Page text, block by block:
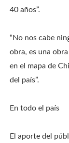
40 años”.
“No nos cabe
obra, es una
en el mapa de
del país”.
En todo el país
El aporte del